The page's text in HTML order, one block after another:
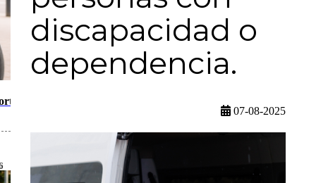
discapacidad o
dependencia.
07-08-2025